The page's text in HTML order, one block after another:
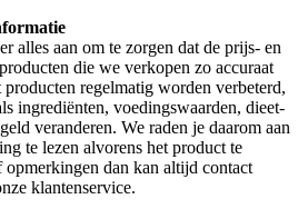
alles aan om te zorgen dat de prijs- en
die we verkopen zo accuraat
regelmatig worden verbeterd,
ingrediënten, voedingswaarden, dieet-
veranderen. We raden je daarom aan
te lezen alvorens het product te
dan kan altijd contact
klantenservice.